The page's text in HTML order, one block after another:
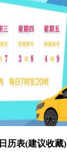
历表(建议收藏)